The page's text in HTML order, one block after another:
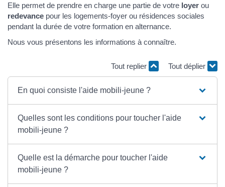
Elle permet de prendre en charge une partie de votre loyer ou
redevance pour les logements-foyer ou résidences sociales
pendant la durée de votre formation en alternance.
Nous vous présentons les informations à connaître.
Tout replier Tout déplier
En quoi consiste l'aide mobili-jeune ?
Quelles sont les conditions pour toucher l'aide
mobili-jeune ?
Quelle est la démarche pour toucher l'aide
mobili-jeune ?